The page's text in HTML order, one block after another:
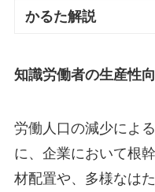
かるた解説
知識労働者の生産性
労働人口の減少によ
に、企業において根
材配置や、多様なは